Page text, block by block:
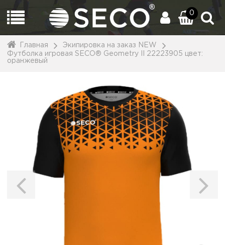
0
Главная
Экипировка на заказ NEW
Футболка игровая SECO® Geometry II 22223905 цвет:
оранжевый